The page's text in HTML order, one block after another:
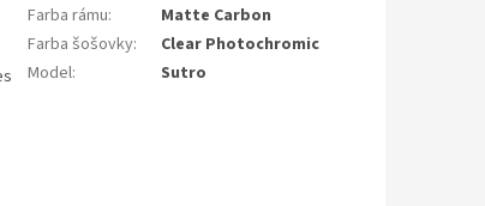
Farba rámu:
Matte Carbon
Farba šošovky:
Clear Photochromic
Model: Sutro